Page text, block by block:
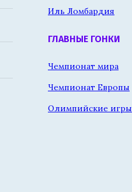
Иль Ломбардия
ГЛАВНЫЕ ГОНКИ
Чемпионат мира
Чемпионат Европы
Олимпийские игры